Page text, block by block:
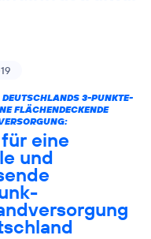
3-PUNKTE-
FLÄCHENDECKENDE
eine
und